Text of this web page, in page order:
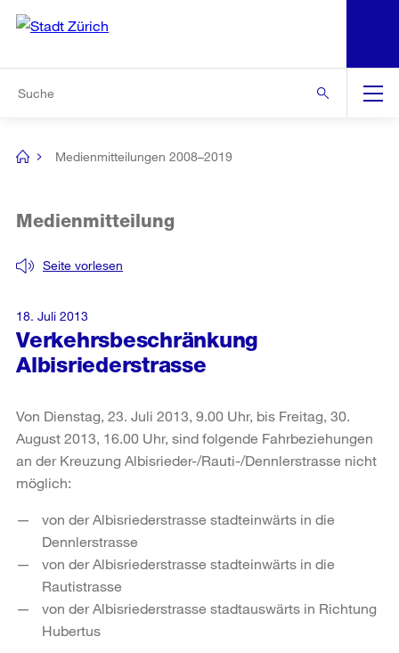
Navigation
[no
Medienmitteilungen 2008–2019
Verkehrsbeschränkung
Albisriederstrasse
Seite vorlesen
Medienmitteilung
18. Juli 2013
Von Dienstag, 23. Juli 2013, 9.00 Uhr, bis Freitag, 30.
August 2013, 16.00 Uhr, sind folgende Fahrbeziehungen
an der Kreuzung Albisrieder-/Rauti-/Dennlerstrasse nicht
möglich:
von der Albisriederstrasse stadteinwärts in die
Dennlerstrasse
von der Albisriederstrasse stadteinwärts in die
Rautistrasse
von der Albisriederstrasse stadtauswärts in Richtung
Hubertus